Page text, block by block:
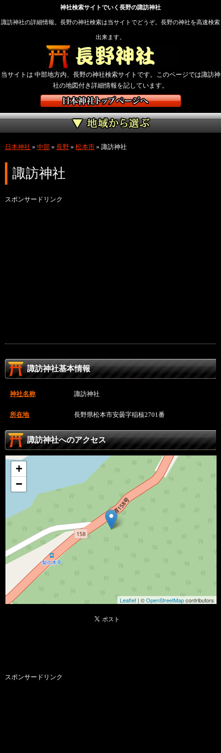
神社検索サイトでいく長野の諏訪神社
諏訪神社の詳細情報。長野の神社検索は当サイトでどうぞ。長野の神社を高速検索
出来ます。
当サイトは 中部地方内、長野の神社検索サイトです。このページでは諏訪神
社の地図付き詳細情報を記しています。
日本神社 » 中部 » 長野 » 松本市 » 諏訪神社
諏訪神社
スポンサードリンク
諏訪神社基本情報
神社名称 諏訪神社
所在地 長野県松本市安曇字稲核2701番
諏訪神社へのアクセス
+
−
Leaflet | ©OpenStreetMapcontributors
スポンサードリンク